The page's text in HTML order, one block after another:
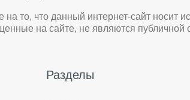
то, что данный интернет-сайт носит
на сайте, не являются
Разделы